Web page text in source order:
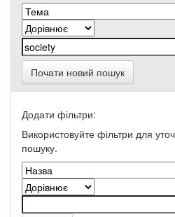
Почати новий пошук
Додати фільтри:
Використовуйте фільтри для
пошуку.